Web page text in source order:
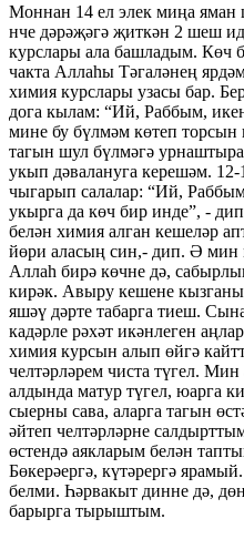
Моннан 14 ел элек миңа яман
нче дәрәҗәгә җиткән 2 шеш
курслары ала башладым. Көч
чакта Аллаһы Тәгаләнең
химия курслары узасы бар.
дога кылам: “Ий, Раббым,
мине бу бүлмәм көтеп
тагын шул бүлмәгә
укып дәвалануга керешәм. 12-
чыгарып салалар: “Ий,
укырга да көч бир инде”, -
белән химия алган кешеләр
йөри аласың син,- дип. Ә мин
Аллаһ бирә көчне дә,
кирәк. Авыру кешене
яшәү дәрте табарга тиеш.
кадәрле рәхәт икәнлеген
химия курсын алып өйгә
челтәрләрем чиста түгел.
алдында матур түгел, юарга
сыерны сава, аларга тагын
әйтеп челтәрләрне
өстендә аякларым белән
Бөкерәергә, күтәрергә
белми. Һәрвакыт динне дә,
барырга тырыштым.